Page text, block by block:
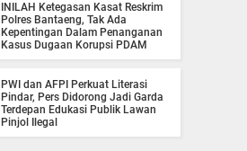
INILAH Ketegasan Kasat Reskrim
Polres Bantaeng, Tak Ada
Kepentingan Dalam Penanganan
Kasus Dugaan Korupsi PDAM
PWI dan AFPI Perkuat Literasi
Pindar, Pers Didorong Jadi Garda
Terdepan Edukasi Publik Lawan
Pinjol Ilegal